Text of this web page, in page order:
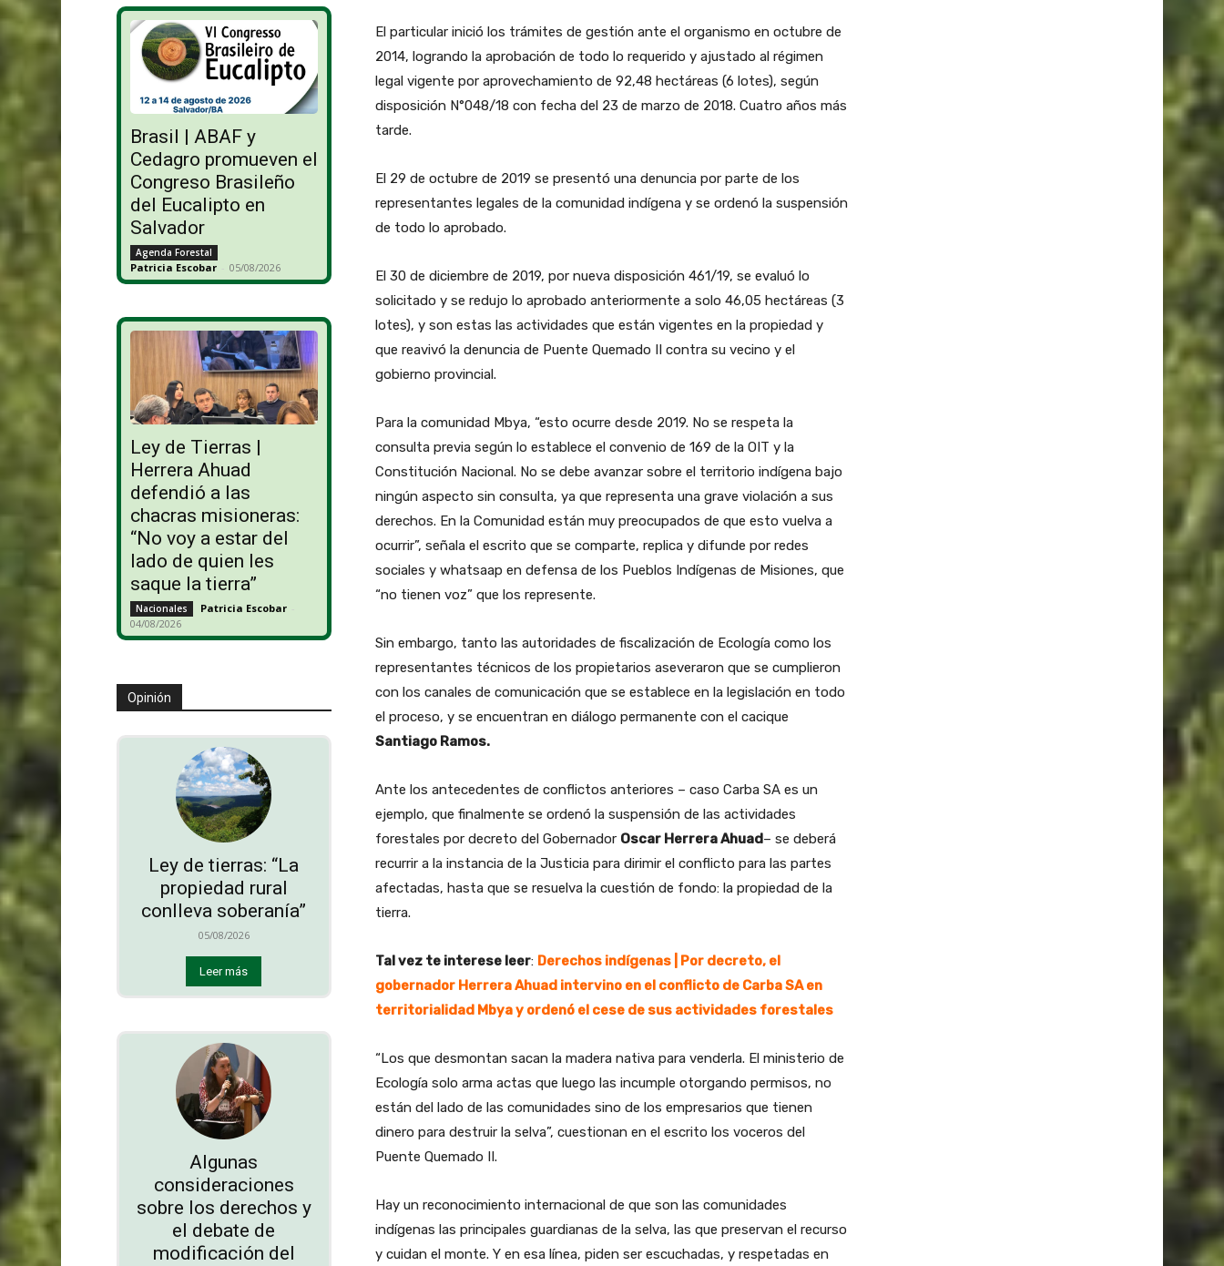
Brasil | ABAF y
Cedagro promueven el
Congreso Brasileño
del Eucalipto en
Salvador
Agenda Forestal
Patricia Escobar - 05/08/2026
Ley de Tierras |
Herrera Ahuad
defendió a las
chacras misioneras:
“No voy a estar del
lado de quien les
saque la tierra”
Nacionales Patricia Escobar -
04/08/2026
Opinión
Ley de tierras: “La
propiedad rural
conlleva soberanía”
05/08/2026
Leer más
Algunas
consideraciones
sobre los derechos y
el debate de
modificación del
El particular inició los trámites de gestión ante el organismo en octubre de
2014, logrando la aprobación de todo lo requerido y ajustado al régimen
legal vigente por aprovechamiento de 92,48 hectáreas (6 lotes), según
disposición N°048/18 con fecha del 23 de marzo de 2018. Cuatro años más
tarde.
El 29 de octubre de 2019 se presentó una denuncia por parte de los
representantes legales de la comunidad indígena y se ordenó la suspensión
de todo lo aprobado.
El 30 de diciembre de 2019, por nueva disposición 461/19, se evaluó lo
solicitado y se redujo lo aprobado anteriormente a solo 46,05 hectáreas (3
lotes), y son estas las actividades que están vigentes en la propiedad y
que reavivó la denuncia de Puente Quemado II contra su vecino y el
gobierno provincial.
Para la comunidad Mbya, “esto ocurre desde 2019. No se respeta la
consulta previa según lo establece el convenio de 169 de la OIT y la
Constitución Nacional. No se debe avanzar sobre el territorio indígena bajo
ningún aspecto sin consulta, ya que representa una grave violación a sus
derechos. En la Comunidad están muy preocupados de que esto vuelva a
ocurrir”, señala el escrito que se comparte, replica y difunde por redes
sociales y whatsaap en defensa de los Pueblos Indígenas de Misiones, que
“no tienen voz” que los represente.
Sin embargo, tanto las autoridades de fiscalización de Ecología como los
representantes técnicos de los propietarios aseveraron que se cumplieron
con los canales de comunicación que se establece en la legislación en todo
el proceso, y se encuentran en diálogo permanente con el cacique
Santiago Ramos.
Ante los antecedentes de conflictos anteriores – caso Carba SA es un
ejemplo, que finalmente se ordenó la suspensión de las actividades
forestales por decreto del Gobernador Oscar Herrera Ahuad– se deberá
recurrir a la instancia de la Justicia para dirimir el conflicto para las partes
afectadas, hasta que se resuelva la cuestión de fondo: la propiedad de la
tierra.
Tal vez te interese leer: Derechos indígenas | Por decreto, el
gobernador Herrera Ahuad intervino en el conflicto de Carba SA en
territorialidad Mbya y ordenó el cese de sus actividades forestales
“Los que desmontan sacan la madera nativa para venderla. El ministerio de
Ecología solo arma actas que luego las incumple otorgando permisos, no
están del lado de las comunidades sino de los empresarios que tienen
dinero para destruir la selva”, cuestionan en el escrito los voceros del
Puente Quemado II.
Hay un reconocimiento internacional de que son las comunidades
indígenas las principales guardianas de la selva, las que preservan el recurso
y cuidan el monte. Y en esa línea, piden ser escuchadas, y respetadas en